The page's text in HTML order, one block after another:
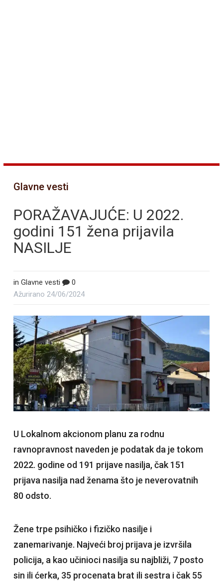
Glavne vesti
PORAŽAVAJUĆE: U 2022.
godini 151 žena prijavila
NASILJE
in Glavne vesti
0
Ažurirano 24/06/2024
U Lokalnom akcionom planu za rodnu
ravnopravnost naveden je podatak da je tokom
2022. godine od 191 prijave nasilja, čak 151
prijava nasilja nad ženama što je neverovatnih
80 odsto.
Žene trpe psihičko i fizičko nasilje i
zanemarivanje. Najveći broj prijava je izvršila
policija, a kao učinioci nasilja su najbliži, 7 posto
sin ili ćerka, 35 procenata brat ili sestra i čak 55